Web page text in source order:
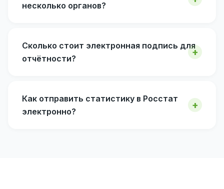
несколько органов?
Сколько стоит электронная подпись для
отчётности?
Как отправить статистику в Росстат
электронно?